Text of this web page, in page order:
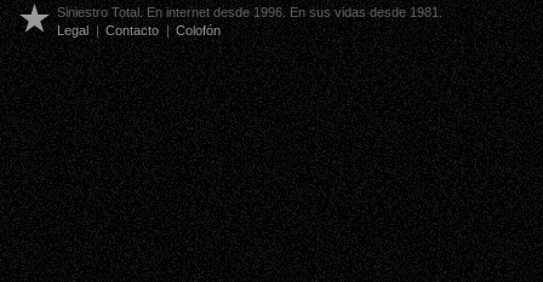
Siniestro Total. En internet desde 1996. En sus vidas desde 1981.
Legal | Contacto | Colofón